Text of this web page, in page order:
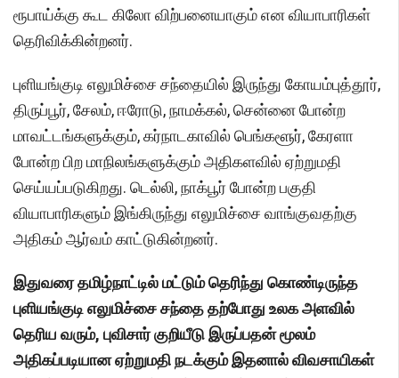
ரூபாய்க்கு கூட கிலோ விற்பனையாகும் என வியாபாரிகள்
தெரிவிக்கின்றனர்.
புளியங்குடி எலுமிச்சை சந்தையில் இருந்து கோயம்புத்தூர்,
திருப்பூர், சேலம், ஈரோடு, நாமக்கல், சென்னை போன்ற
மாவட்டங்களுக்கும், கர்நாடகாவில் பெங்களூர், கேரளா
போன்ற பிற மாநிலங்களுக்கும் அதிகளவில் ஏற்றுமதி
செய்யப்படுகிறது. டெல்லி, நாக்பூர் போன்ற பகுதி
வியாபாரிகளும் இங்கிருந்து எலுமிச்சை வாங்குவதற்கு
அதிகம் ஆர்வம் காட்டுகின்றனர்.
இதுவரை தமிழ்நாட்டில் மட்டும் தெரிந்து கொண்டிருந்த
புளியங்குடி எலுமிச்சை சந்தை தற்போது உலக அளவில்
தெரிய வரும், புவிசார் குறியீடு இருப்பதன் மூலம்
அதிகப்படியான ஏற்றுமதி நடக்கும் இதனால் விவசாயிகள்